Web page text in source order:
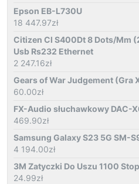
Epson EB-L730U
18 447.97zł
Citizen Cl S400Dt 8 Dots/Mm
Usb Rs232 Ethernet
2 247.16zł
Gears of War Judgement (Gra
60.00zł
FX-Audio słuchawkowy DAC-
469.90zł
Samsung Galaxy S23 5G SM-
4 194.00zł
3M Zatyczki Do Uszu 1100
24.99zł